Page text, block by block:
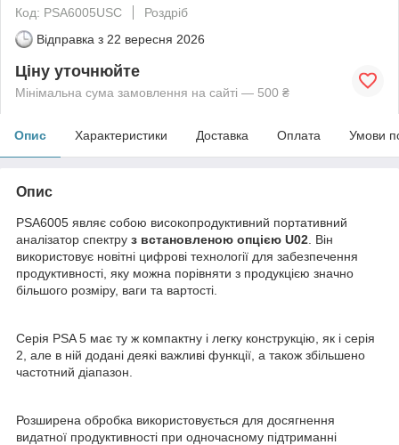
Код: PSA6005USC
Роздріб
Відправка з 22 вересня 2026
Ціну уточнюйте
Мінімальна сума замовлення на сайті — 500 ₴
Опис Характеристики Доставка Оплата Умови
Опис
PSA6005 являє собою високопродуктивний портативний
аналізатор спектру з встановленою опцією U02 . Він
використовує новітні цифрові технології для забезпечення
продуктивності, яку можна порівняти з продукцією значно
більшого розміру, ваги та вартості.
Серія PSA 5 має ту ж компактну і легку конструкцію, як і серія
2, але в ній додані деякі важливі функції, а також збільшено
частотний діапазон.
Розширена обробка використовується для досягнення
видатної продуктивності при одночасному підтриманні